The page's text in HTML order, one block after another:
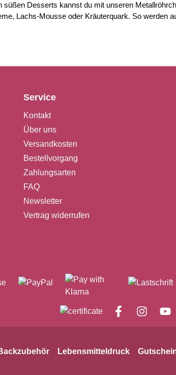
süßen Desserts kannst du mit unseren
Lachs-Mousse oder Kräuterquark. So werden
Service
Kontakt
Über uns
Versandkosten
Bestellvorgang
Zahlungsarten
FAQ
Newsletter
Vertrag widerrufen
Lebensmitteldruck